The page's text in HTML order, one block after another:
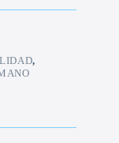
,